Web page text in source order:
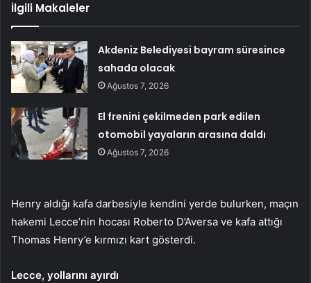
İlgili Makaleler
Akdeniz Belediyesi bayram süresince
sahada olacak
Ağustos 7, 2026
El frenini çekilmeden park edilen
otomobil yayaların arasına daldı
Ağustos 7, 2026
Henry aldığı kafa darbesiyle kendini yerde bulurken, maçın
hakemi Lecce’nin hocası Roberto D’Aversa ve kafa attığı
Thomas Henry’e kırmızı kart gösterdi.
Lecce, yollarını ayırdı